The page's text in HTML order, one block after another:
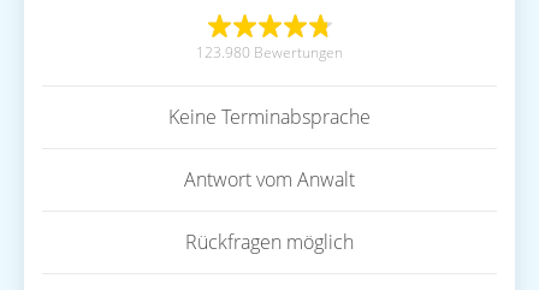
123.980 Bewertungen
Keine Terminabsprache
Antwort vom Anwalt
Rückfragen möglich